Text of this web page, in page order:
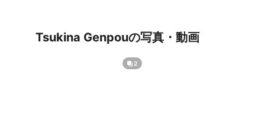
Tsukina Genpouの写真・動画
2